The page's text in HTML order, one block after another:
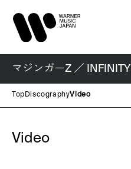
マジンガーZ ／ INFINITY
Top DiscographyVideo
Video